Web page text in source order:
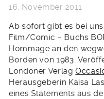
16. November 2011
Ab sofort gibt es bei
Film/Comic – Buchs
Hommage an den
Borden von 1983.
Londoner Verlag
Herausgeberin Kaisa
eines Statements aus